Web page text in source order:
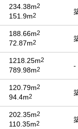
234.38m2
151.9m2
188.66m2
72.87m2
1218.25m2
789.98m2 -
120.79m2
94.4m2
202.35m2
110.35m2